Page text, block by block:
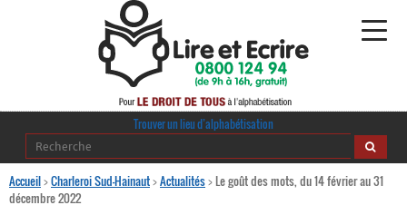
Alphabétisation
Trouver un lieu d’alphabétisation
Accueil>Charleroi Sud-Hainaut>Actualités>Le goût des mots, du 14 février au 31
décembre 2022